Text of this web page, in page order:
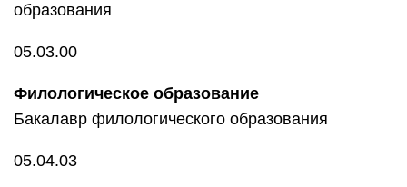
образования
05.03.00
Филологическое образование
Бакалавр филологического образования
05.04.03